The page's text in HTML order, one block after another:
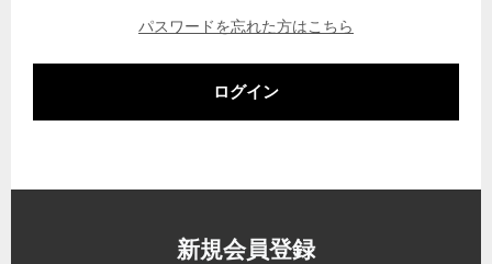
パスワードを忘れた方はこちら
ログイン
新規会員登録